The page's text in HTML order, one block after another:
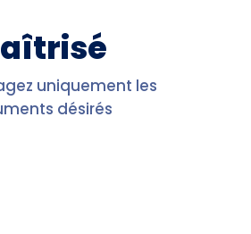
uniquement les
désirés